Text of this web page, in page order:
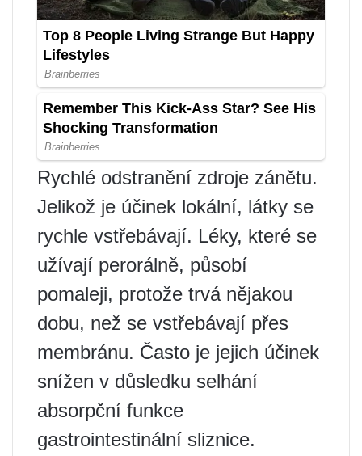
Rychlé odstranění zdroje zánětu.
Jelikož je účinek lokální, látky se
rychle vstřebávají. Léky, které se
užívají perorálně, působí
pomaleji, protože trvá nějakou
dobu, než se vstřebávají přes
membránu. Často je jejich účinek
snížen v důsledku selhání
absorpční funkce
gastrointestinální sliznice.